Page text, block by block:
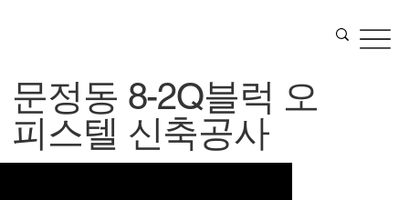
문정동 8-2Q블럭 오
피스텔 신축공사